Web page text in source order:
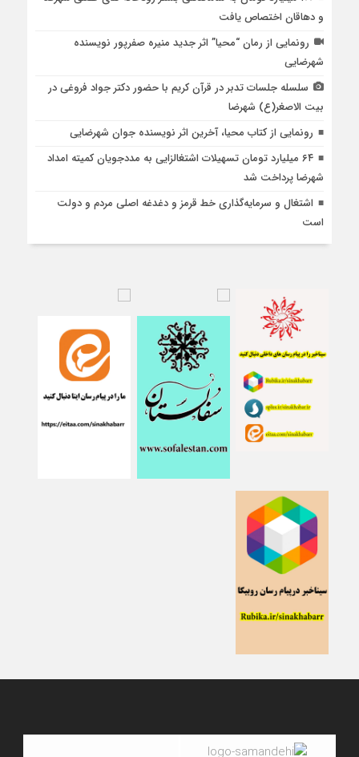
و دهاقان اختصاص یافت
رونمایی از رمان “محیا” اثر جدید منیره صفرپور نویسنده
شهرضایی
سلسله جلسات تدبر در قرآن کریم با حضور دکتر جواد فروغی در
بیت الاصغر(ع) شهرضا
رونمایی از کتاب محیا، آخرین اثر نویسنده جوان شهرضایی
۶۴ میلیارد تومان تسهیلات اشتغالزایی به مددجویان کمیته امداد
شهرضا پرداخت شد
اشتغال و سرمایه‌گذاری خط قرمز و دغدغه اصلی مردم و دولت
است